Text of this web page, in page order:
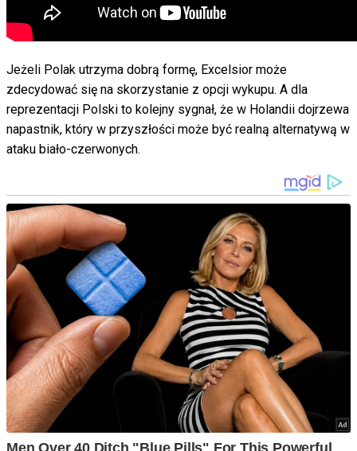
Jeżeli Polak utrzyma dobrą formę, Excelsior może
zdecydować się na skorzystanie z opcji wykupu. A dla
reprezentacji Polski to kolejny sygnał, że w Holandii dojrzewa
napastnik, który w przyszłości może być realną alternatywą w
ataku biało-czerwonych.